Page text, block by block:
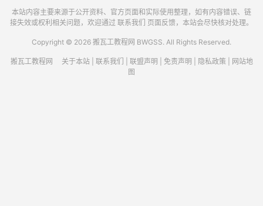
本站内容主要来源于公开资料、官方页面和实际使用整理，如有内容错误、链
接失效或权利相关问题，欢迎通过 联系我们 页面反馈，本站会尽快核对处理。
Copyright © 2026 搬瓦工教程网 BWGSS. All Rights Reserved.
搬瓦工教程网 关于本站| 联系我们 联盟声明 免责声明 隐私政策
网站地
图